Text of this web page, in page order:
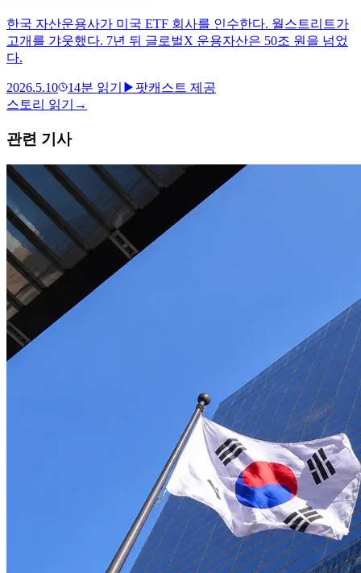
한국 자산운용사가 미국 ETF 회사를 인수한다. 월스트리트가
고개를 갸웃했다. 7년 뒤 글로벌X 운용자산은 50조 원을 넘었
다.
2026.5.10 14분 읽기 ▶ 팟캐스트 제공
스토리 읽기 →
관련 기사